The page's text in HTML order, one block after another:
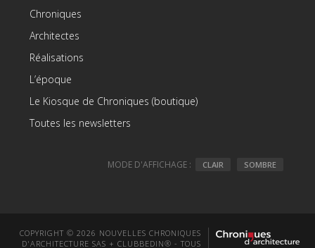
Chroniques
Architectes
Réalisations
L’époque
Le Kiosque de Chroniques (boutique)
Toutes les newsletters
MODE D'AFFICHAGE : CLAIR SOMBRE
COPYRIGHT © 2026 NOUVELLES CHRONIQUES
D'ARCHITECTURE SAS + CLUBBEDIN® - TOUS